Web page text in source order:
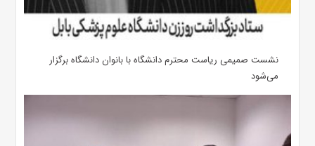
نشست صمیمی ریاست محترم دانشگاه با بانوان دانشگاه برگزار
می‌شود